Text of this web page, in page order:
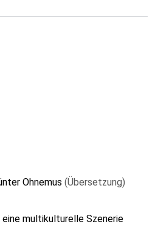
Ohnemus (Übersetzung)
eine multikulturelle Szenerie